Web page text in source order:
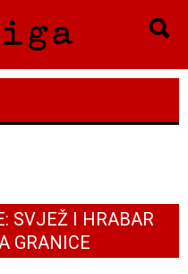
SVJEŽ I HRABAR
GRANICE